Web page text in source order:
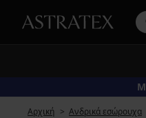
Αρχική Ανδρικά εσώρουχα